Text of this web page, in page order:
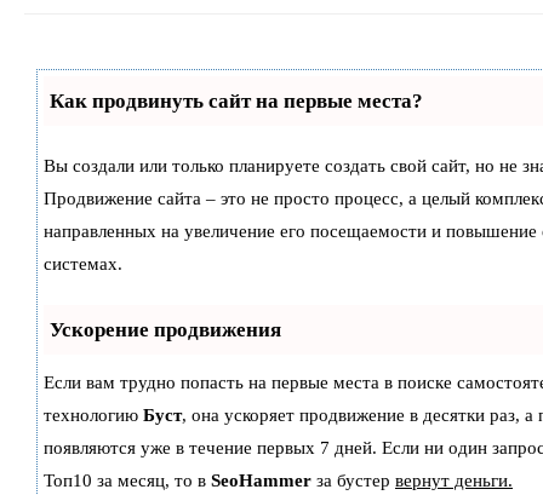
Как продвинуть сайт на первые места?
Вы создали или только планируете создать свой сайт, но не
Продвижение сайта – это не просто процесс, а целый
направленных на увеличение его посещаемости и повышение
системах.
Ускорение продвижения
Если вам трудно попасть на первые места в поиске
технологию Буст, она ускоряет продвижение в десятки раз, а
появляются уже в течение первых 7 дней. Если ни один
Топ10 за месяц, то в SeoHammer за бустер вернут деньги.